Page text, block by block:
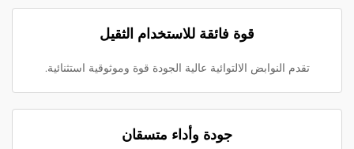
قوة فائقة للاستخدام الثقيل
تقدم النوابض الالتوائية عالية الجودة قوة وموثوقية استثنائية.
جودة وأداء متسقان